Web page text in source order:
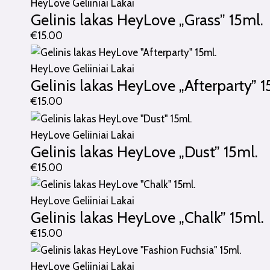
HeyLove Geliiniai Lakai
Gelinis lakas HeyLove „Grass” 15ml.
€15.00
HeyLove Geliiniai Lakai
Gelinis lakas HeyLove „Afterparty”
€15.00
HeyLove Geliiniai Lakai
Gelinis lakas HeyLove „Dust” 15ml.
€15.00
HeyLove Geliiniai Lakai
Gelinis lakas HeyLove „Chalk” 15ml.
€15.00
HeyLove Geliiniai Lakai